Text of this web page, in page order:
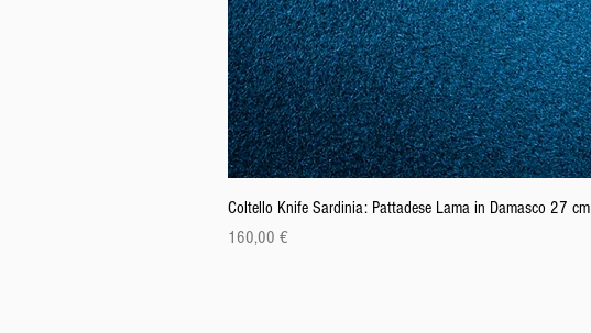
Coltello Knife Sardinia: Pattadese Lama in Damasco 27 cm
Prix
160,00 €